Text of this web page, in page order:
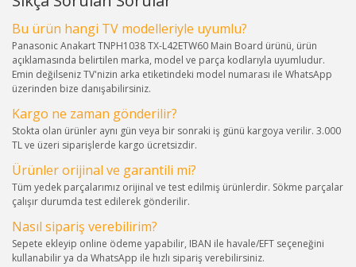
Bu ürün hangi TV modelleriyle uyumlu?
Panasonic Anakart TNPH1038 TX-L42ETW60 Main Board ürünü, ürün
açıklamasında belirtilen marka, model ve parça kodlarıyla uyumludur.
Emin değilseniz TV'nizin arka etiketindeki model numarası ile WhatsApp
üzerinden bize danışabilirsiniz.
Kargo ne zaman gönderilir?
Stokta olan ürünler aynı gün veya bir sonraki iş günü kargoya verilir. 3.000
TL ve üzeri siparişlerde kargo ücretsizdir.
Ürünler orijinal ve garantili mi?
Tüm yedek parçalarımız orijinal ve test edilmiş ürünlerdir. Sökme parçalar
çalışır durumda test edilerek gönderilir.
Nasıl sipariş verebilirim?
Sepete ekleyip online ödeme yapabilir, IBAN ile havale/EFT seçeneğini
kullanabilir ya da WhatsApp ile hızlı sipariş verebilirsiniz.